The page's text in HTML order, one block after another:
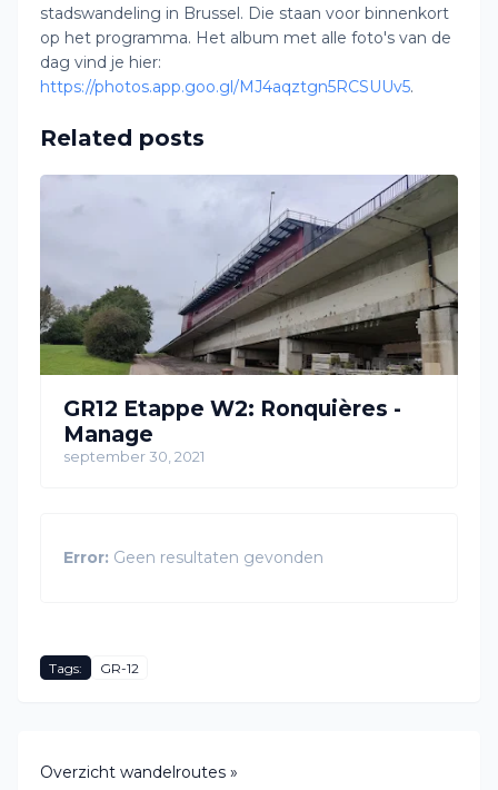
stadswandeling in Brussel. Die staan voor binnenkort
op het programma. Het album met alle foto's van de
dag vind je hier:
https://photos.app.goo.gl/MJ4aqztgn5RCSUUv5.
Related posts
GR12 Etappe W2: Ronquières -
Manage
september 30, 2021
Error: Geen resultaten gevonden
Tags: GR-12
Overzicht wandelroutes »